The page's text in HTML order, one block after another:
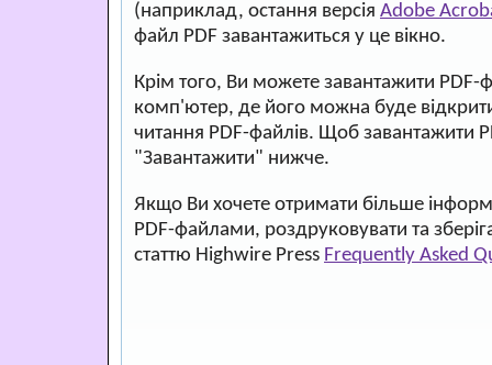
(наприклад, остання версія Adobe
файл PDF завантажиться у це вікно.
Крім того, Ви можете завантажити PDF-
комп'ютер, де його можна буде
читання PDF-файлів. Щоб завантажити
"Завантажити" нижче.
Якщо Ви хочете отримати більше
PDF-файлами, роздруковувати та
статтю Highwire Press Frequently Asked